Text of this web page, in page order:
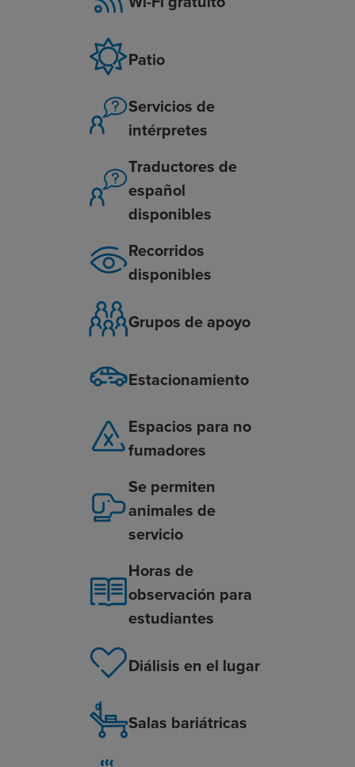
Patio
Servicios de
intérpretes
Traductores de
español
disponibles
Recorridos
disponibles
Grupos de apoyo
Estacionamiento
Espacios para no
fumadores
Se permiten
animales de
servicio
Horas de
observación para
estudiantes
Diálisis en el lugar
Salas bariátricas